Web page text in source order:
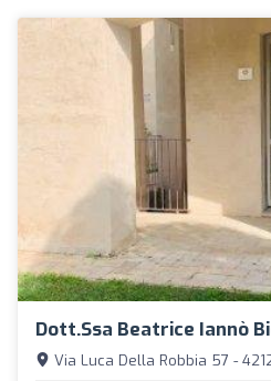
Dott.ssa Beatrice Iannò
Via Luca Della Robbia 57 -